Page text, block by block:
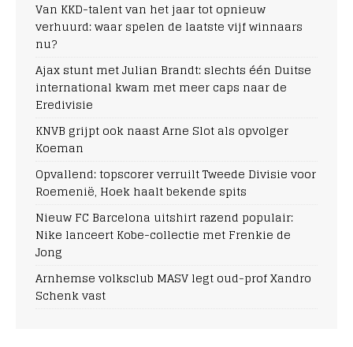
Van KKD-talent van het jaar tot opnieuw
verhuurd: waar spelen de laatste vijf winnaars
nu?
Ajax stunt met Julian Brandt: slechts één Duitse
international kwam met meer caps naar de
Eredivisie
KNVB grijpt ook naast Arne Slot als opvolger
Koeman
Opvallend: topscorer verruilt Tweede Divisie voor
Roemenië, Hoek haalt bekende spits
Nieuw FC Barcelona uitshirt razend populair:
Nike lanceert Kobe-collectie met Frenkie de
Jong
Arnhemse volksclub MASV legt oud-prof Xandro
Schenk vast